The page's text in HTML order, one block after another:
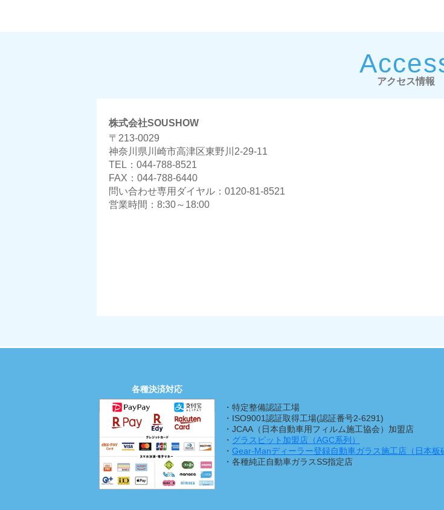
アクセス情報
株式会社SOUSHOW
〒213-0029
神奈川県川崎市高津区東野川2-29-11
TEL：044-788-8521
FAX：044-788-6440
問い合わせ専用ダイヤル：0120-81-8521
営業時間：8:30～18:00
各種決済対応
・特定整備認証工場
・ISO9001認証取得工場(認証番号2-6291)
・JCAA（日本自動車用フィルム施工協会）加盟店
・ グラスピット加盟店（AGC系列）
・ Gear-Manディーラー登録自動車ガラス施工店（日本板
・各種純正自動車ガラスSS指定店